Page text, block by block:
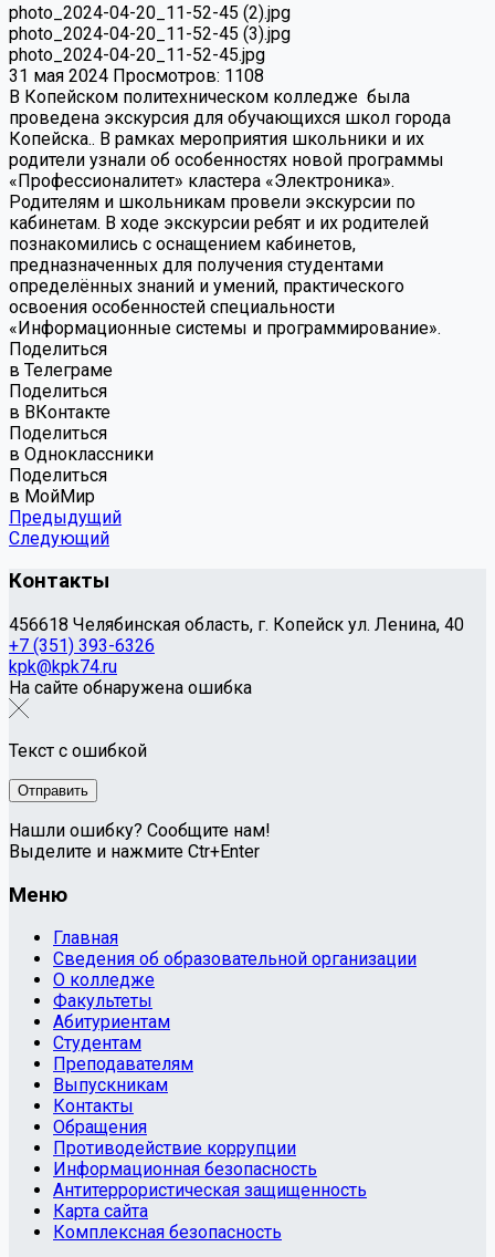
photo_2024-04-20_11-52-45 (2).jpg
photo_2024-04-20_11-52-45 (3).jpg
photo_2024-04-20_11-52-45.jpg
31 мая 2024 Просмотров: 1108
В Копейском политехническом колледже была
проведена экскурсия для обучающихся школ города
Копейска.. В рамках мероприятия школьники и их
родители узнали об особенностях новой программы
«Профессионалитет» кластера «Электроника».
Родителям и школьникам провели экскурсии по
кабинетам. В ходе экскурсии ребят и их родителей
познакомились с оснащением кабинетов,
предназначенных для получения студентами
определённых знаний и умений, практического
освоения особенностей специальности
«Информационные системы и программирование».
Поделиться
в Телеграме
Поделиться
в ВКонтакте
Поделиться
в Одноклассники
Поделиться
в МойМир
Предыдущий
Следующий
Контакты
456618 Челябинская область, г. Копейск ул. Ленина, 40
+7 (351) 393-6326
kpk@kpk74.ru
На сайте обнаружена ошибка
Текст с ошибкой
Нашли ошибку? Сообщите нам!
Выделите и нажмите Ctr+Enter
Меню
Главная
Сведения об образовательной организации
О колледже
Факультеты
Абитуриентам
Студентам
Преподавателям
Выпускникам
Контакты
Обращения
Противодействие коррупции
Информационная безопасность
Антитеррористическая защищенность
Карта сайта
Комплексная безопасность